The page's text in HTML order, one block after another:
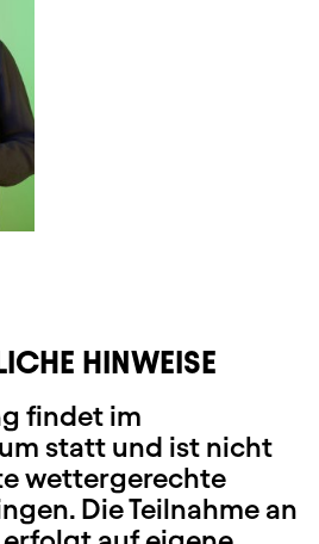
HINWEISE
findet im
statt und ist nicht
wettergerechte
Die Teilnahme an